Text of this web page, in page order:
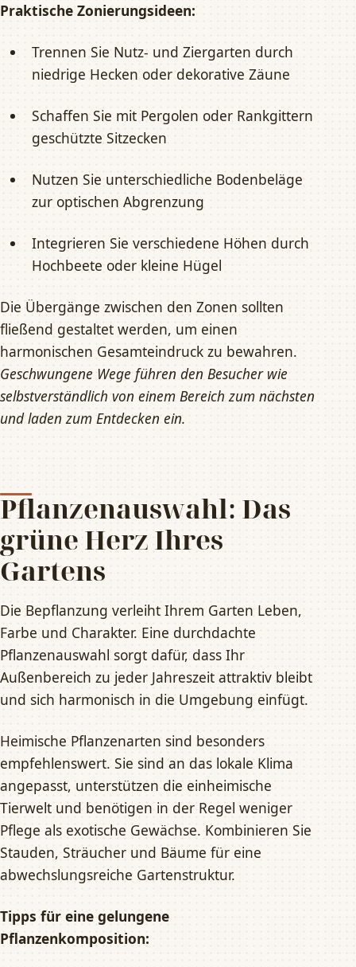
Praktische Zonierungsideen:
Trennen Sie Nutz- und Ziergarten durch
niedrige Hecken oder dekorative Zäune
Schaffen Sie mit Pergolen oder Rankgittern
geschützte Sitzecken
Nutzen Sie unterschiedliche Bodenbeläge
zur optischen Abgrenzung
Integrieren Sie verschiedene Höhen durch
Hochbeete oder kleine Hügel
Die Übergänge zwischen den Zonen sollten
fließend gestaltet werden, um einen
harmonischen Gesamteindruck zu bewahren.
Geschwungene Wege führen den Besucher wie
selbstverständlich von einem Bereich zum nächsten
und laden zum Entdecken ein.
Pflanzenauswahl: Das
grüne Herz Ihres
Gartens
Die Bepflanzung verleiht Ihrem Garten Leben,
Farbe und Charakter. Eine durchdachte
Pflanzenauswahl sorgt dafür, dass Ihr
Außenbereich zu jeder Jahreszeit attraktiv bleibt
und sich harmonisch in die Umgebung einfügt.
Heimische Pflanzenarten sind besonders
empfehlenswert. Sie sind an das lokale Klima
angepasst, unterstützen die einheimische
Tierwelt und benötigen in der Regel weniger
Pflege als exotische Gewächse. Kombinieren Sie
Stauden, Sträucher und Bäume für eine
abwechslungsreiche Gartenstruktur.
Tipps für eine gelungene
Pflanzenkomposition: